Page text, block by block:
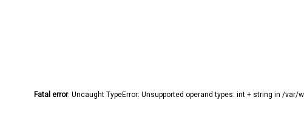
Fatal error: Uncaught TypeError: Unsupported operand types: int + string in /